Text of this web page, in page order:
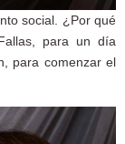
social. ¿Por qué
para un día
para comenzar el